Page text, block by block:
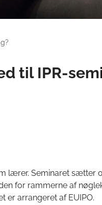
til IPR-
lærer. Seminaret sætter
for rammerne af
er arrangeret af EUIPO.